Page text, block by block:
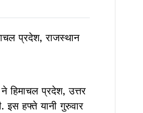
प्रदेश, राजस्थान
हिमाचल प्रदेश, उत्तर
इस हफ्ते यानी गुरुवार